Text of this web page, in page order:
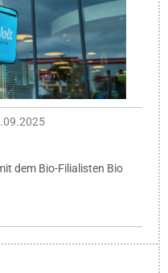
dem Bio-Filialisten Bio